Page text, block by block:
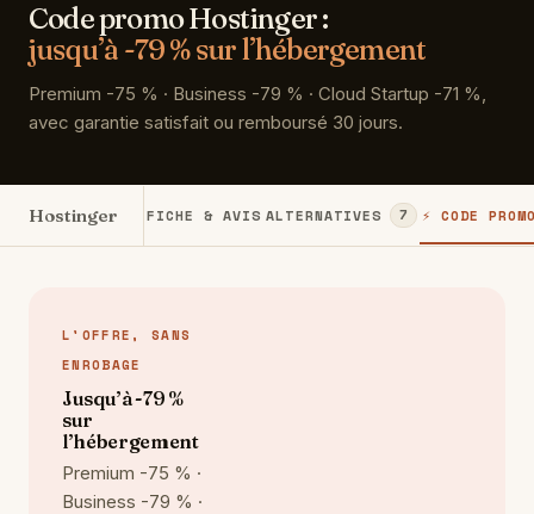
Code promo Hostinger :
jusqu’à -79 % sur l’hébergement
Premium -75 % · Business -79 % · Cloud Startup -71 %,
avec garantie satisfait ou remboursé 30 jours.
Hostinger FICHE & AVIS ALTERNATIVES 7 ⚡ CODE
L'OFFRE, SANS
ENROBAGE
Jusqu’à -79 %
sur
l’hébergement
Premium -75 % ·
Business -79 % ·